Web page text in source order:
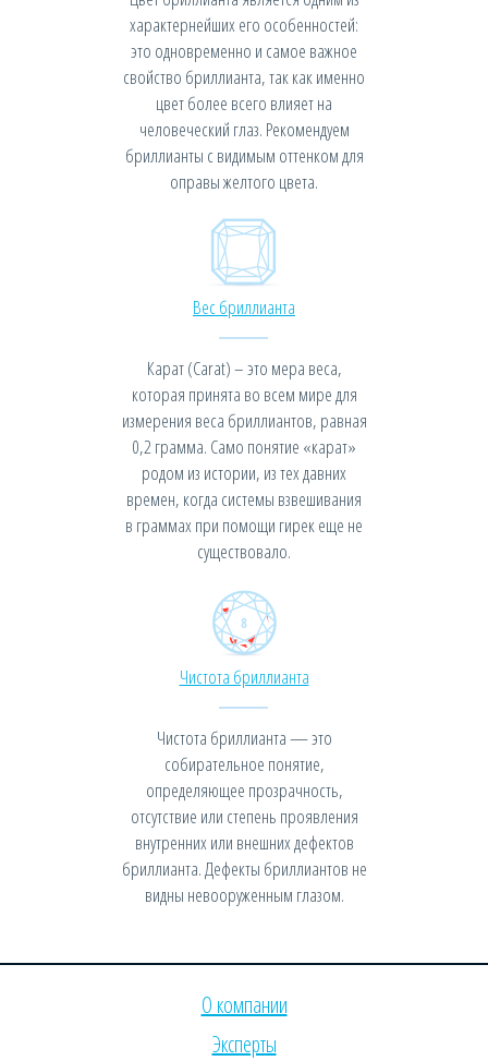
характернейших его особенностей:
это одновременно и самое важное
свойство бриллианта, так как именно
цвет более всего влияет на
человеческий глаз. Рекомендуем
бриллианты с видимым оттенком для
оправы желтого цвета.
Вес бриллианта
Карат (Carat) – это мера веса,
которая принята во всем мире для
измерения веса бриллиантов, равная
0,2 грамма. Само понятие «карат»
родом из истории, из тех давних
времен, когда системы взвешивания
в граммах при помощи гирек еще не
существовало.
Чистота бриллианта
Чистота бриллианта — это
собирательное понятие,
определяющее прозрачность,
отсутствие или степень проявления
внутренних или внешних дефектов
бриллианта. Дефекты бриллиантов не
видны невооруженным глазом.
О компании
Эксперты